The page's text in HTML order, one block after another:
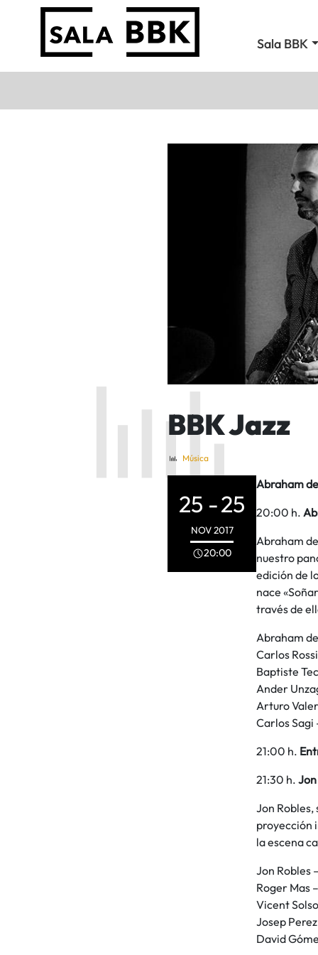
Sala BBK
BBK Jazz
Música
25 -25
NOV2017
20:00
Abraham
20:00 h.
Abraham
nuestro
edición de
nace
través de
Abraham
Carlos
Baptiste
Ander
Arturo
Carlos
21:00 h.
21:30 h.
Jon
proyección
la escena
Jon Robles
Roger Mas
Vicent
Josep
David